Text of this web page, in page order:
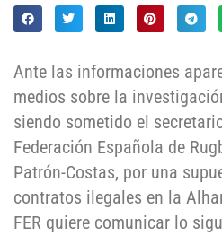
Ante las informaciones
medios sobre la
siendo sometido el
Federación Española de
Patrón-Costas, por una
contratos ilegales en la
FER quiere comunicar lo